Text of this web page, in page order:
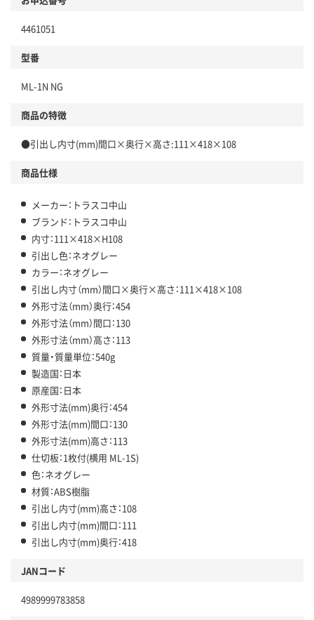
4461051
型番
ML-1N NG
商品の特徴
●引出し内寸(mm)間口×奥行×高さ:111×418×108
商品仕様
メーカー：トラスコ中山
ブランド：トラスコ中山
内寸：111×418×H108
引出し色：ネオグレー
カラー：ネオグレー
引出し内寸（mm）間口×奥行×高さ：111×418×108
外形寸法（mm）奥行：454
外形寸法（mm）間口：130
外形寸法（mm）高さ：113
質量・質量単位：540g
製造国：日本
原産国：日本
外形寸法(mm)奥行：454
外形寸法(mm)間口：130
外形寸法(mm)高さ：113
仕切板：1枚付(横用 ML-1S)
色：ネオグレー
材質：ABS樹脂
引出し内寸(mm)高さ：108
引出し内寸(mm)間口：111
引出し内寸(mm)奥行：418
JANコード
4989999783858